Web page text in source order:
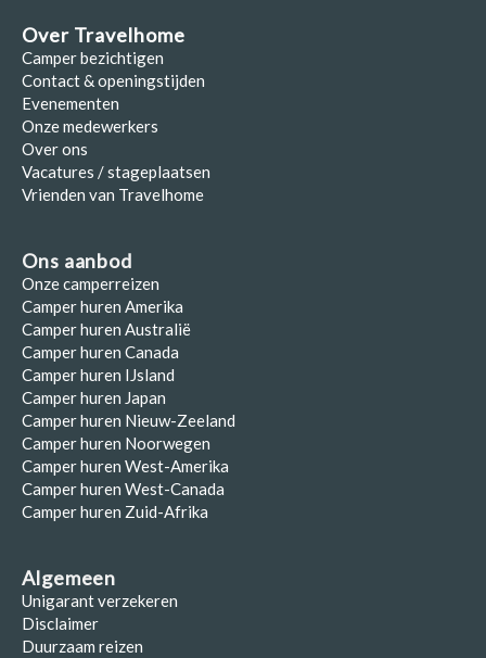
Over Travelhome
Camper bezichtigen
Contact & openingstijden
Evenementen
Onze medewerkers
Over ons
Vacatures / stageplaatsen
Vrienden van Travelhome
Ons aanbod
Onze camperreizen
Camper huren Amerika
Camper huren Australië
Camper huren Canada
Camper huren IJsland
Camper huren Japan
Camper huren Nieuw-Zeeland
Camper huren Noorwegen
Camper huren West-Amerika
Camper huren West-Canada
Camper huren Zuid-Afrika
Algemeen
Unigarant verzekeren
Disclaimer
Duurzaam reizen